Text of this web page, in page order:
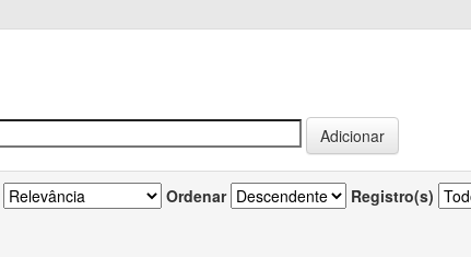
Ordenar Registro(s)